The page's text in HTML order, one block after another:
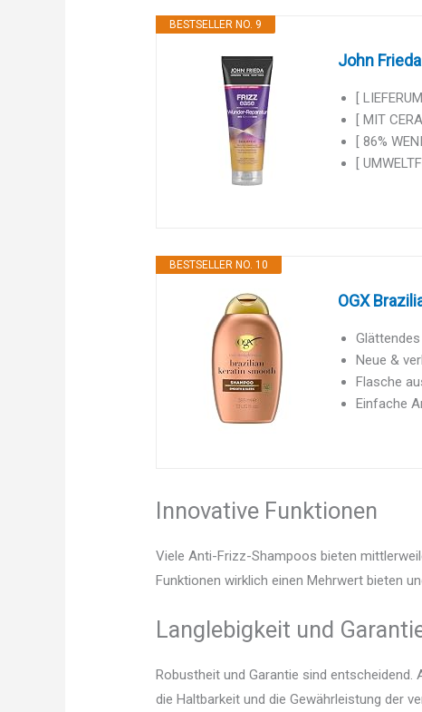
BESTSELLER NO. 9
John
[
[ MIT
[ 86%
[
BESTSELLER NO. 10
OGX
Neue &
Flasche
Einfache
Innovative Funktionen
Viele Anti-Frizz-Shampoos bieten
Funktionen wirklich einen Mehrwert bieten
Langlebigkeit und
Robustheit und Garantie sind
die Haltbarkeit und die Gewährleistung der